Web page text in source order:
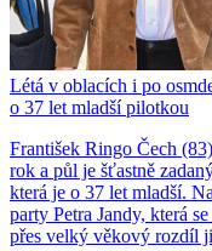
Létá v oblacích i po
o 37 let mladší pilotkou
František Ringo Čech
rok a půl je šťastně
která je o 37 let mladší.
party Petra Jandy, která
přes velký věkový rozdíl